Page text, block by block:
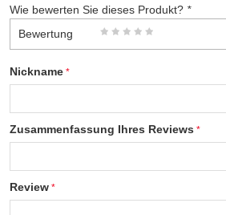
Wie bewerten Sie dieses Produkt? *
Bewertung
Nickname
Zusammenfassung Ihres Reviews
Review